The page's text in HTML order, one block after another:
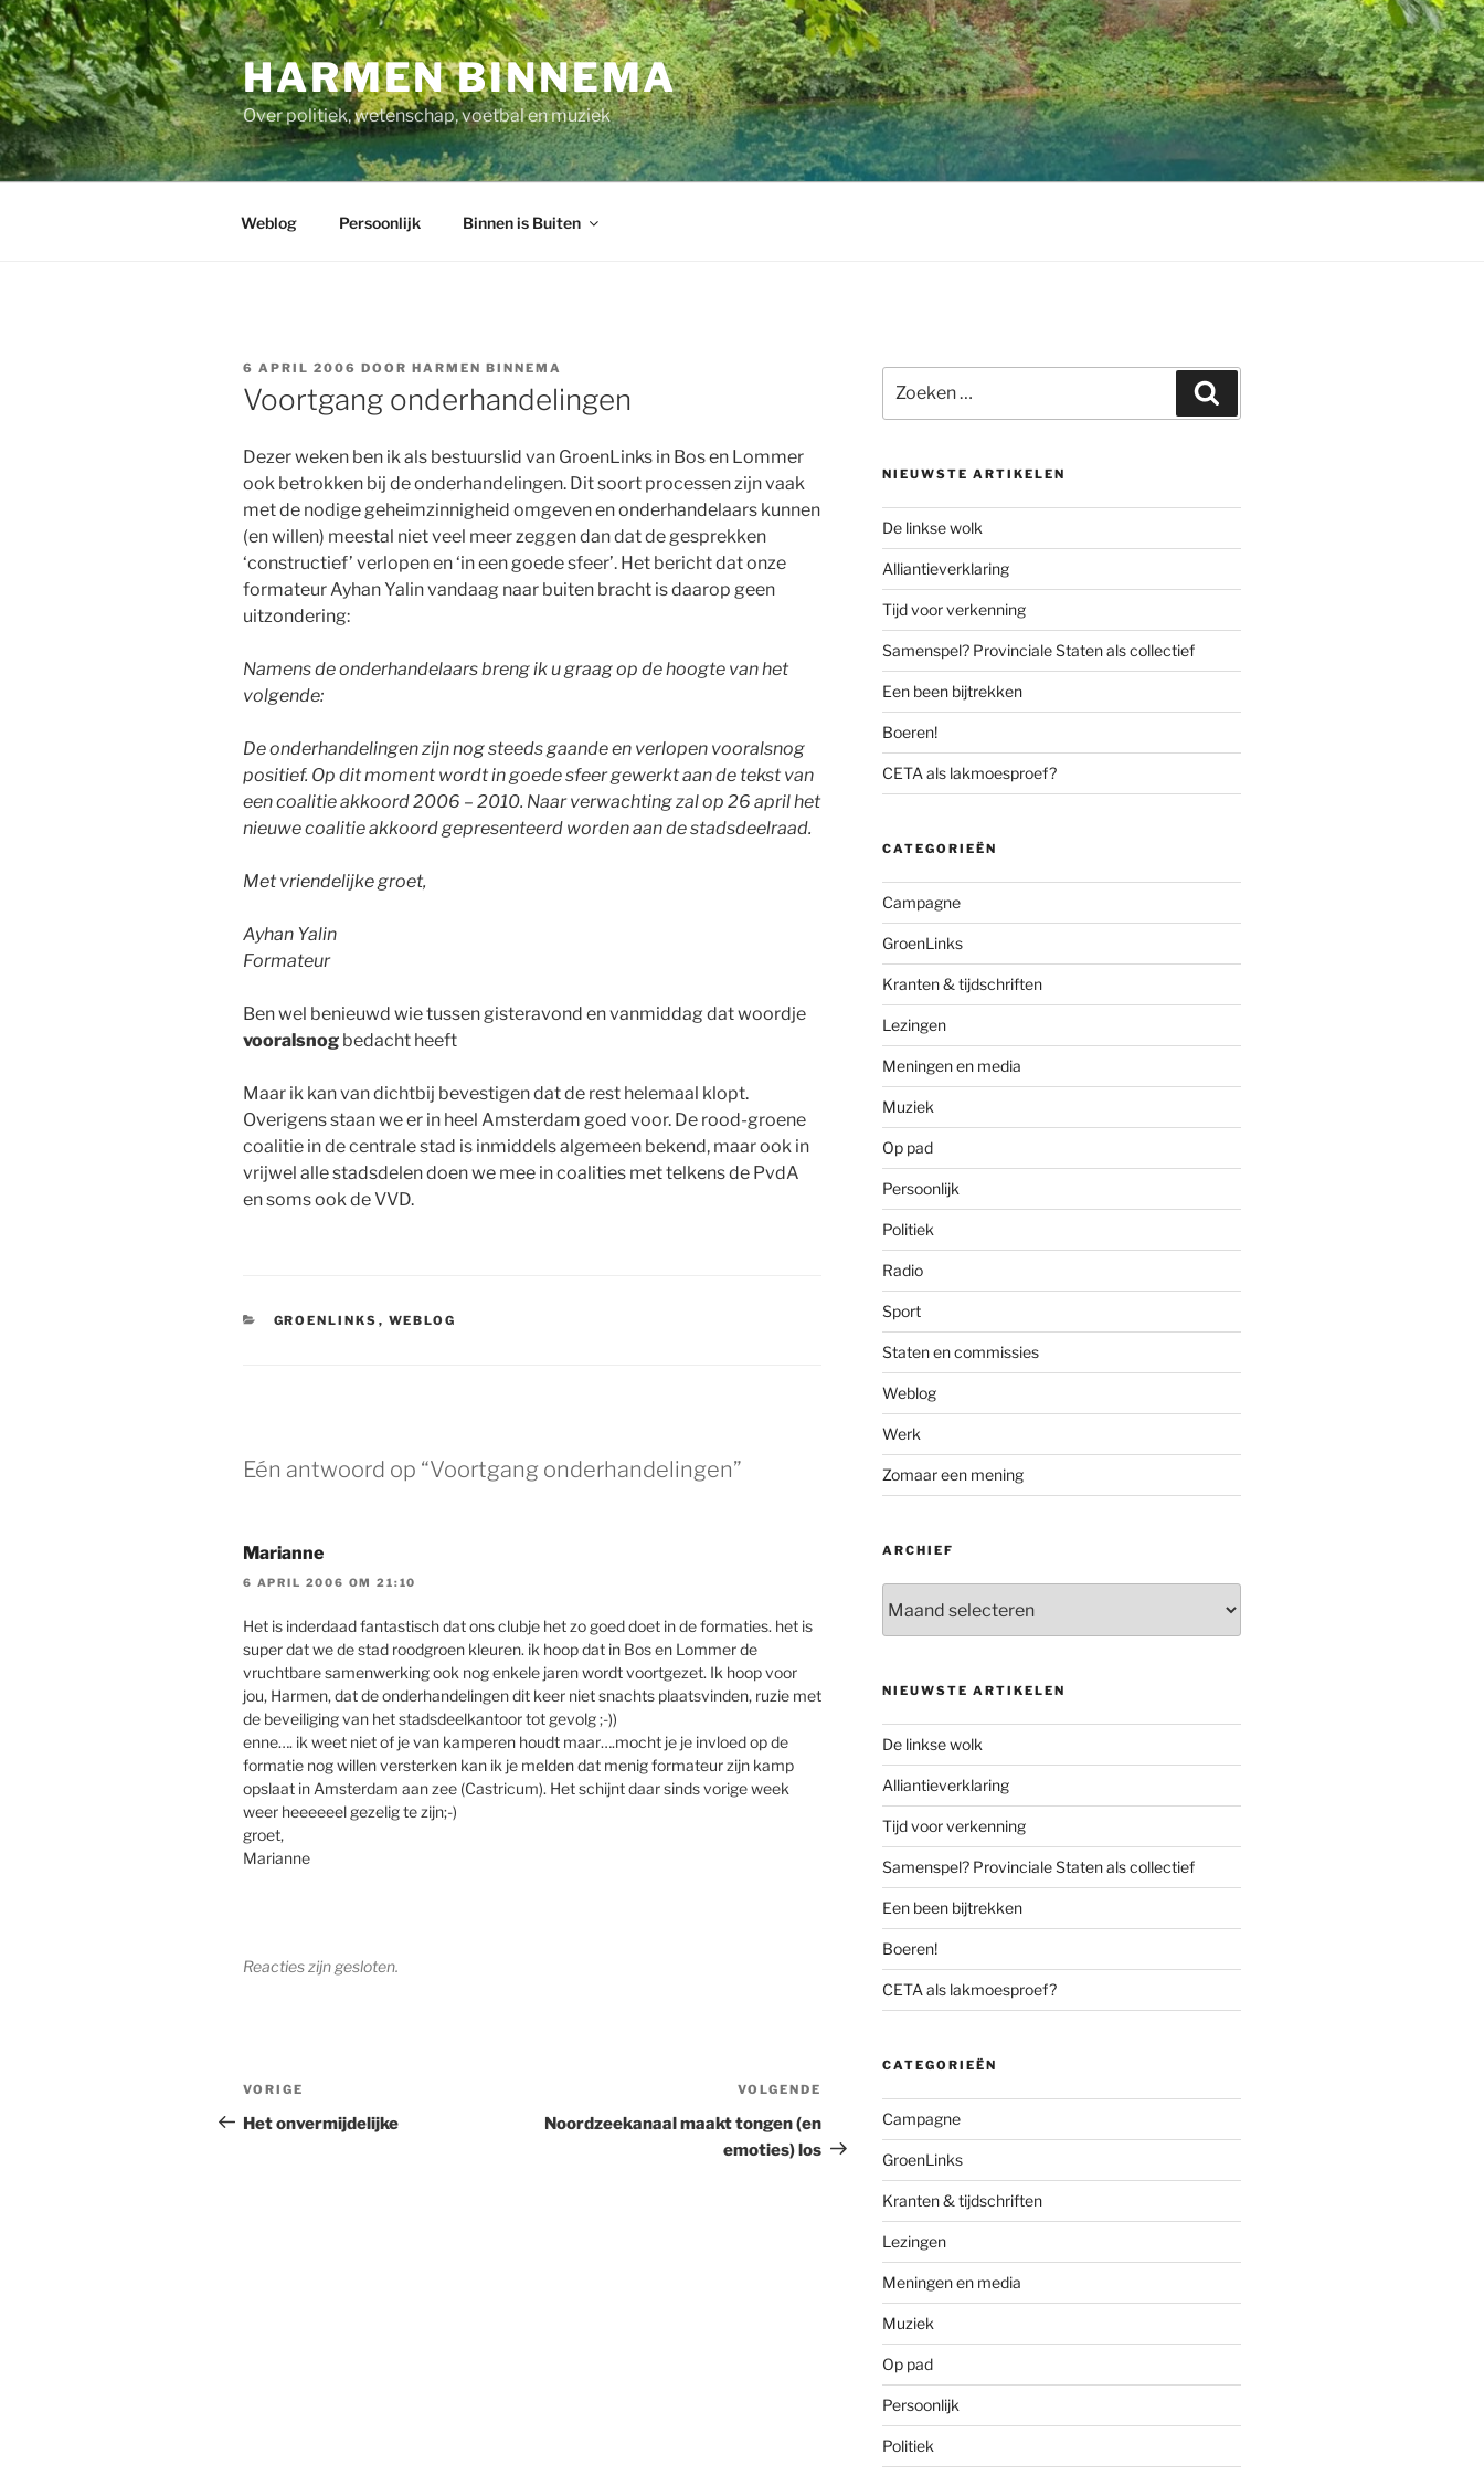
Ga
naar
de
inhoud
HARMEN BINNEMA
Over politiek, wetenschap, voetbal en muziek
Weblog Persoonlijk Binnen is Buiten
GEPLAATST
OP
6 APRIL 2006 DOOR HARMEN BINNEMA
Voortgang onderhandelingen
Dezer weken ben ik als bestuurslid van GroenLinks in Bos en Lommer
ook betrokken bij de onderhandelingen. Dit soort processen zijn vaak
met de nodige geheimzinnigheid omgeven en onderhandelaars kunnen
(en willen) meestal niet veel meer zeggen dan dat de gesprekken
‘constructief’ verlopen en ‘in een goede sfeer’. Het bericht dat onze
formateur Ayhan Yalin vandaag naar buiten bracht is daarop geen
uitzondering:
Namens de onderhandelaars breng ik u graag op de hoogte van het
volgende:
De onderhandelingen zijn nog steeds gaande en verlopen vooralsnog
positief. Op dit moment wordt in goede sfeer gewerkt aan de tekst van
een coalitie akkoord 2006 – 2010. Naar verwachting zal op 26 april het
nieuwe coalitie akkoord gepresenteerd worden aan de stadsdeelraad.
Met vriendelijke groet,
Ayhan Yalin
Formateur
Ben wel benieuwd wie tussen gisteravond en vanmiddag dat woordje
vooralsnog bedacht heeft
Maar ik kan van dichtbij bevestigen dat de rest helemaal klopt.
Overigens staan we er in heel Amsterdam goed voor. De rood-groene
coalitie in de centrale stad is inmiddels algemeen bekend, maar ook in
vrijwel alle stadsdelen doen we mee in coalities met telkens de PvdA
en soms ook de VVD.
CATEGORIEËN
GROENLINKS , WEBLOG
Eén antwoord op “Voortgang onderhandelingen”
Marianne
6 APRIL 2006 OM 21:10
Het is inderdaad fantastisch dat ons clubje het zo goed doet in de formaties. het is
super dat we de stad roodgroen kleuren. ik hoop dat in Bos en Lommer de
vruchtbare samenwerking ook nog enkele jaren wordt voortgezet. Ik hoop voor
jou, Harmen, dat de onderhandelingen dit keer niet snachts plaatsvinden, ruzie met
de beveiliging van het stadsdeelkantoor tot gevolg ;-))
enne…. ik weet niet of je van kamperen houdt maar….mocht je je invloed op de
formatie nog willen versterken kan ik je melden dat menig formateur zijn kamp
opslaat in Amsterdam aan zee (Castricum). Het schijnt daar sinds vorige week
weer heeeeeel gezelig te zijn;-)
groet,
Marianne
Reacties zijn gesloten.
Bericht
navigatie
Vorig
bericht
VORIGE
Het onvermijdelijke
bericht
VOLGENDE
Noordzeekanaal maakt tongen (en
emoties) los
naar:
NIEUWSTE ARTIKELEN
De linkse wolk
Alliantieverklaring
Tijd voor verkenning
Samenspel? Provinciale Staten als collectief
Een been bijtrekken
Boeren!
CETA als lakmoesproef?
CATEGORIEËN
Campagne
GroenLinks
Kranten & tijdschriften
Lezingen
Meningen en media
Muziek
Op pad
Persoonlijk
Politiek
Radio
Sport
Staten en commissies
Weblog
Werk
Zomaar een mening
ARCHIEF
NIEUWSTE ARTIKELEN
De linkse wolk
Alliantieverklaring
Tijd voor verkenning
Samenspel? Provinciale Staten als collectief
Een been bijtrekken
Boeren!
CETA als lakmoesproef?
CATEGORIEËN
Campagne
GroenLinks
Kranten & tijdschriften
Lezingen
Meningen en media
Muziek
Op pad
Persoonlijk
Politiek